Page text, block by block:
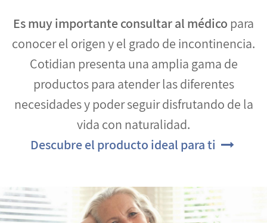
Es muy importante consultar al médico para
conocer el origen y el grado de incontinencia.
Cotidian presenta una amplia gama de
productos para atender las diferentes
necesidades y poder seguir disfrutando de la
vida con naturalidad.
Descubre el producto ideal para ti